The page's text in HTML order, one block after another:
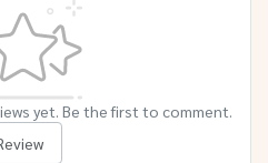
yet. Be the first to comment.